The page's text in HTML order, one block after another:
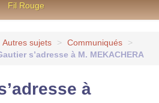
Fil Rouge
Autres sujets > Communiqués
>
s’adresse à M. MEKACHERA
à